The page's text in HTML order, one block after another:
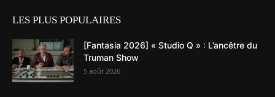
LES PLUS POPULAIRES
[Fantasia 2026] « Studio Q » : L’ancêtre du
Truman Show
5 août 2026